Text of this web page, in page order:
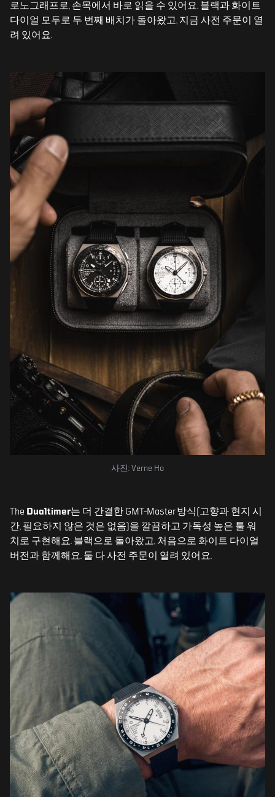
로노그래프로, 손목에서 바로 읽을 수 있어요. 블랙과 화이트
다이얼 모두로 두 번째 배치가 돌아왔고, 지금 사전 주문이 열
려 있어요.
사진: Verne Ho
The Dualtimer는 더 간결한 GMT-Master 방식(고향과 현지 시
간, 필요하지 않은 것은 없음)을 깔끔하고 가독성 높은 툴 워
치로 구현해요. 블랙으로 돌아왔고, 처음으로 화이트 다이얼
버전과 함께해요. 둘 다 사전 주문이 열려 있어요.